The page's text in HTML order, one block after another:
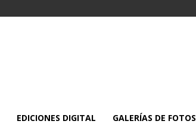
EDICIONES DIGITAL GALERÍAS DE FOTOS